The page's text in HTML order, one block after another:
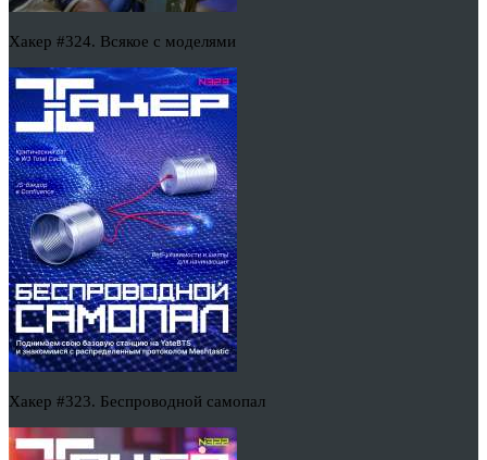
Хакер #324. Всякое с моделями
Хакер #323. Беспроводной самопал